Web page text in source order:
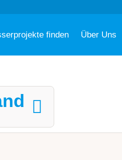
finden Über Uns